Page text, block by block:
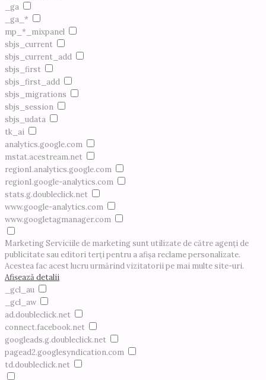
_ga
_ga_*
mp_*_mixpanel
sbjs_current
sbjs_current_add
sbjs_first
sbjs_first_add
sbjs_migrations
sbjs_session
sbjs_udata
tk_ai
analytics.google.com
mstat.acestream.net
region1.analytics.google.com
region1.google-analytics.com
stats.g.doubleclick.net
www.google-analytics.com
www.googletagmanager.com
MarketingServiciile de marketing sunt utilizate de către agenți de
publicitate sau editori terți pentru a afișa reclame personalizate.
Acestea fac acest lucru urmărind vizitatorii pe mai multe site-uri.
Afișează detalii
_gcl_au
_gcl_aw
ad.doubleclick.net
connect.facebook.net
googleads.g.doubleclick.net
pagead2.googlesyndication.com
td.doubleclick.net